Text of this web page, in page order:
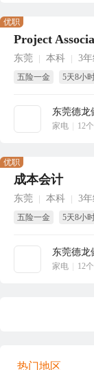
Project
东莞 本科 3
五险一金 5天8小
东莞德龙
家电 12
优职
立即沟通
成本会计
东莞 本科 3
五险一金 5天8小
东莞德龙
家电 12
优职
立即沟通
热门地区